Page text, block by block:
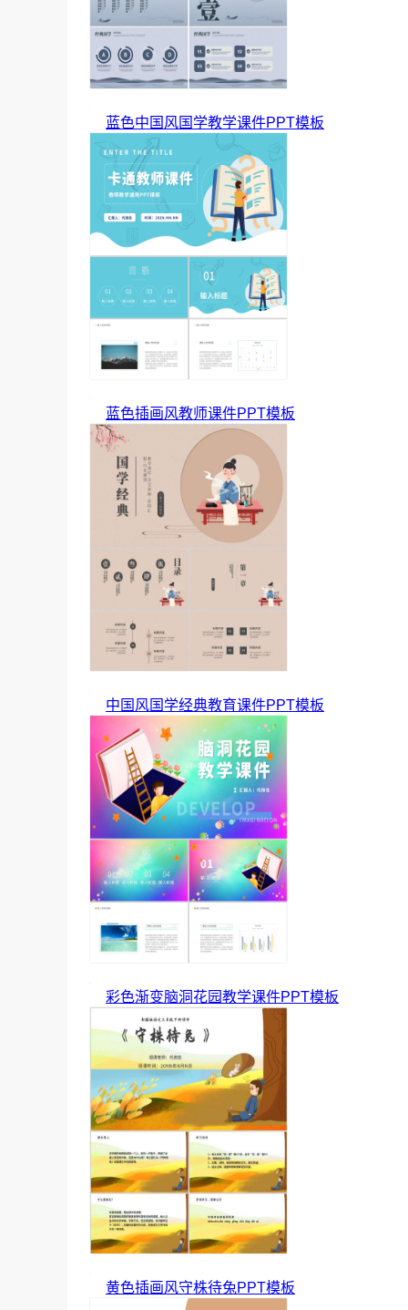
蓝色中国风国学教学课件PPT模板
蓝色插画风教师课件PPT模板
中国风国学经典教育课件PPT模板
彩色渐变脑洞花园教学课件PPT模板
黄色插画风守株待兔PPT模板